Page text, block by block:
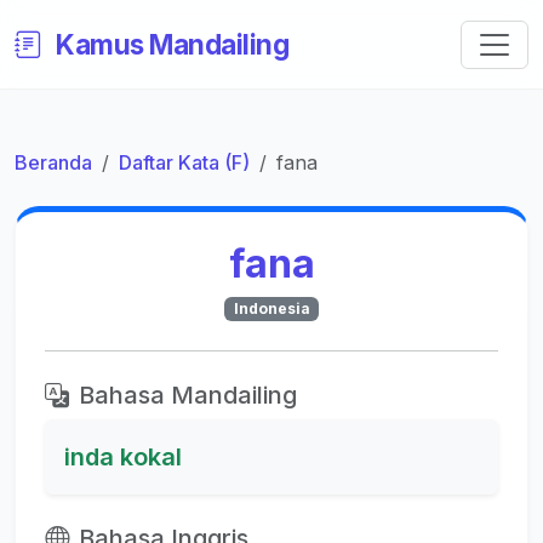
Kamus Mandailing
Beranda Daftar Kata (F) fana
fana
Indonesia
Bahasa Mandailing
inda kokal